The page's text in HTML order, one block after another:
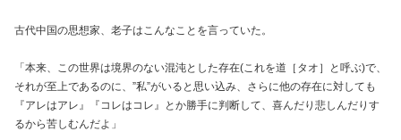
古代中国の思想家、老子はこんなことを言っていた。
「本来、この世界は境界のない混沌とした存在(これを道［タオ］と呼ぶ)で、
それが至上であるのに、”私”がいると思い込み、さらに他の存在に対しても
『アレはアレ』『コレはコレ』とか勝手に判断して、喜んだり悲しんだりす
るから苦しむんだよ」